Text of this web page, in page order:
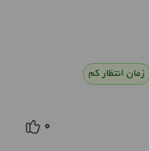
زمان انتظار کم
0